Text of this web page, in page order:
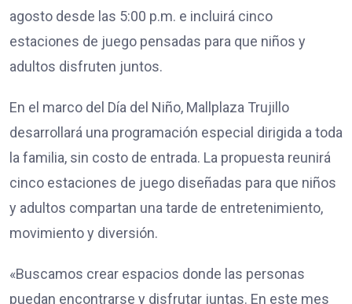
agosto desde las 5:00 p.m. e incluirá cinco
estaciones de juego pensadas para que niños y
adultos disfruten juntos.
En el marco del Día del Niño, Mallplaza Trujillo
desarrollará una programación especial dirigida a toda
la familia, sin costo de entrada. La propuesta reunirá
cinco estaciones de juego diseñadas para que niños
y adultos compartan una tarde de entretenimiento,
movimiento y diversión.
«Buscamos crear espacios donde las personas
puedan encontrarse y disfrutar juntas. En este mes